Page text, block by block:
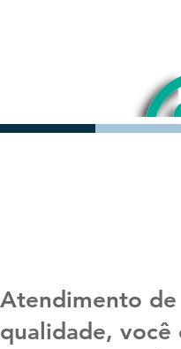
Atendimento de
qualidade, você